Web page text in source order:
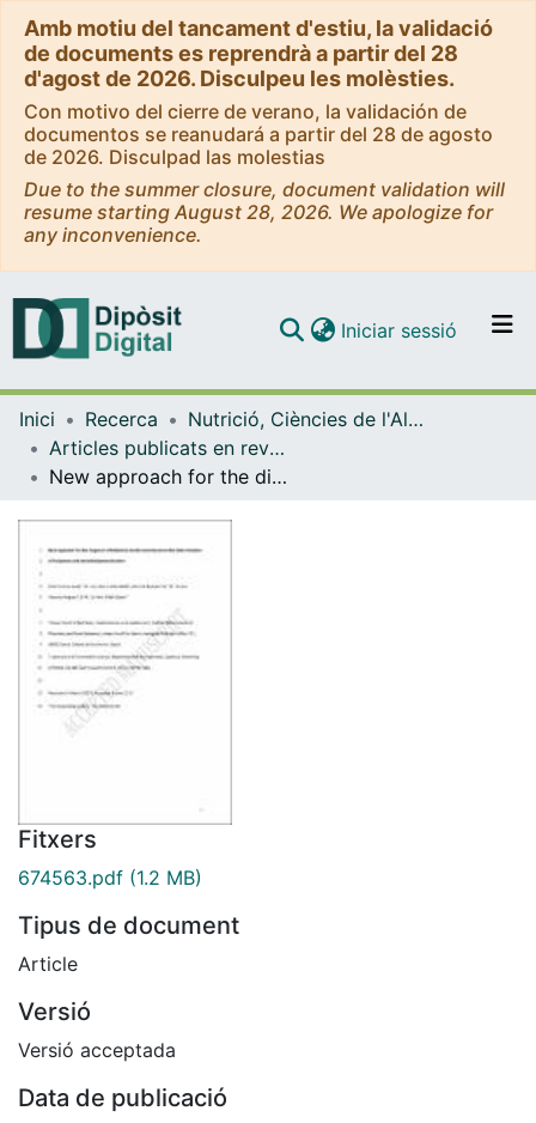
Amb motiu del tancament d'estiu, la validació
de documents es reprendrà a partir del 28
d'agost de 2026. Disculpeu les molèsties.
Con motivo del cierre de verano, la validación de
documentos se reanudará a partir del 28 de agosto
de 2026. Disculpad las molestias
Due to the summer closure, document validation will
resume starting August 28, 2026. We apologize for
any inconvenience.
Navega per tot el DD
Com publicar
Iniciar sessió (current)
Inici Recerca
Nutrició, Ciències de l'Alimentació i Gastronomia
Articles publicats en revistes (Nutrició, Ciències de l'Alimentació i Gastronomia)
New approach for the diagnosis of histamine intolerance based on the determination of histamine and methylhistamine in urine.
Fitxers
674563.pdf (1.2 MB)
Tipus de document
Article
Versió
Versió acceptada
Data de publicació